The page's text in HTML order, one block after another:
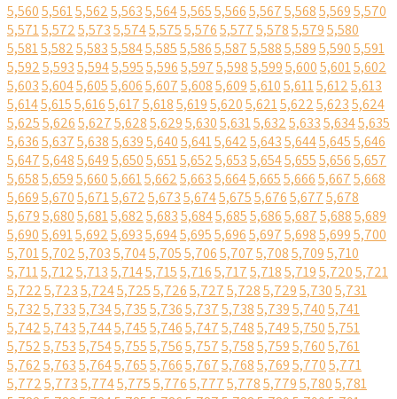
5,5605,5615,5625,5635,5645,5655,5665,5675,5685,5695,570
5,5715,5725,5735,5745,5755,5765,5775,5785,5795,580
5,5815,5825,5835,5845,5855,5865,5875,5885,5895,5905,591
5,5925,5935,5945,5955,5965,5975,5985,5995,6005,6015,602
5,6035,6045,6055,6065,6075,6085,6095,6105,6115,6125,613
5,6145,6155,6165,6175,6185,6195,6205,6215,6225,6235,624
5,6255,6265,6275,6285,6295,6305,6315,6325,6335,6345,635
5,6365,6375,6385,6395,6405,6415,6425,6435,6445,6455,646
5,6475,6485,6495,6505,6515,6525,6535,6545,6555,6565,657
5,6585,6595,6605,6615,6625,6635,6645,6655,6665,6675,668
5,6695,6705,6715,6725,6735,6745,6755,6765,6775,678
5,6795,6805,6815,6825,6835,6845,6855,6865,6875,6885,689
5,6905,6915,6925,6935,6945,6955,6965,6975,6985,6995,700
5,7015,7025,7035,7045,7055,7065,7075,7085,7095,710
5,7115,7125,7135,7145,7155,7165,7175,7185,7195,7205,721
5,7225,7235,7245,7255,7265,7275,7285,7295,7305,731
5,7325,7335,7345,7355,7365,7375,7385,7395,7405,741
5,7425,7435,7445,7455,7465,7475,7485,7495,7505,751
5,7525,7535,7545,7555,7565,7575,7585,7595,7605,761
5,7625,7635,7645,7655,7665,7675,7685,7695,7705,771
5,7725,7735,7745,7755,7765,7775,7785,7795,7805,781